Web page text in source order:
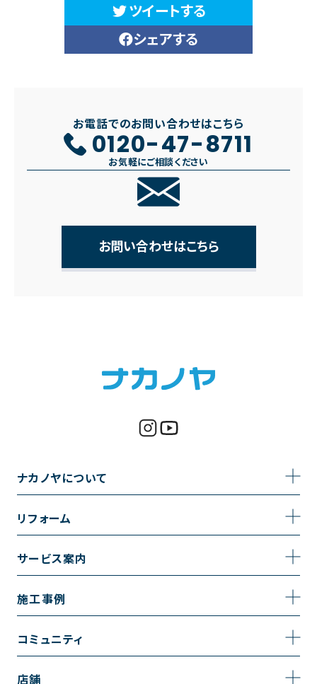
ツイートする
シェアする
お電話でのお問い合わせはこちら
0120-47-8711
お気軽にご相談ください
お問い合わせはこちら
ナカノヤについて
採用情報
リフォーム
トイレのリフォーム
キッチンのリフォーム
サービス案内
サービスの流れ
施工事例
施工事例一覧
コミュニティ
コミュニティ
店舗